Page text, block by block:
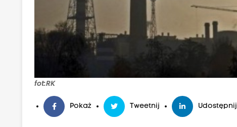
fot:RK
Pokaż Tweetnij Udostępnij